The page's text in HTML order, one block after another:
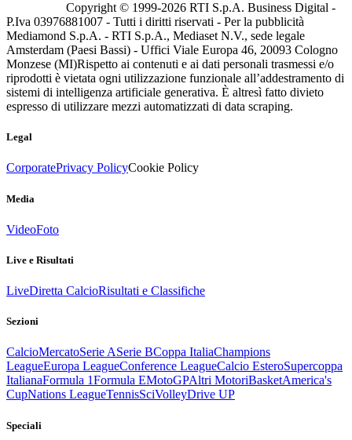
Copyright © 1999-2026 RTI S.p.A. Business Digital -
P.Iva 03976881007 - Tutti i diritti riservati - Per la pubblicità
Mediamond S.p.A. - RTI S.p.A., Mediaset N.V., sede legale
Amsterdam (Paesi Bassi) - Uffici Viale Europa 46, 20093 Cologno
Monzese (MI)Rispetto ai contenuti e ai dati personali trasmessi e/o
riprodotti è vietata ogni utilizzazione funzionale all’addestramento di
sistemi di intelligenza artificiale generativa. È altresì fatto divieto
espresso di utilizzare mezzi automatizzati di data scraping.
Legal
CorporatePrivacy PolicyCookie Policy
Media
VideoFoto
Live e Risultati
LiveDiretta CalcioRisultati e Classifiche
Sezioni
CalcioMercatoSerie ASerie BCoppa ItaliaChampions
LeagueEuropa LeagueConference LeagueCalcio EsteroSupercoppa
ItalianaFormula 1Formula EMotoGPAltri MotoriBasketAmerica's
CupNations LeagueTennisSciVolleyDrive UP
Speciali